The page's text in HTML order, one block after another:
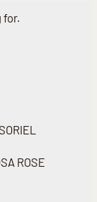
for.
ROSE